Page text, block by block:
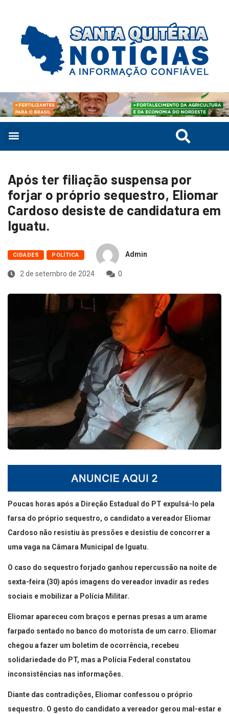
Após ter filiação suspensa por
forjar o próprio sequestro, Eliomar
Cardoso desiste de candidatura em
Iguatu.
CIDADES POLÍTICA Admin
2 de setembro de 2024 0
Poucas horas após a Direção Estadual do PT expulsá-lo pela
farsa do próprio sequestro, o candidato a vereador Eliomar
Cardoso não resistiu às pressões e desistiu de concorrer a
uma vaga na Câmara Municipal de Iguatu.
O caso do sequestro forjado ganhou repercussão na noite de
sexta-feira (30) após imagens do vereador invadir as redes
sociais e mobilizar a Polícia Militar.
Eliomar apareceu com braços e pernas presas a um arame
farpado sentado no banco do motorista de um carro. Eliomar
chegou a fazer um boletim de ocorrência, recebeu
solidariedade do PT, mas a Polícia Federal constatou
inconsistências nas informações.
Diante das contradições, Eliomar confessou o próprio
sequestro. O gesto do candidato a vereador gerou mal-estar e